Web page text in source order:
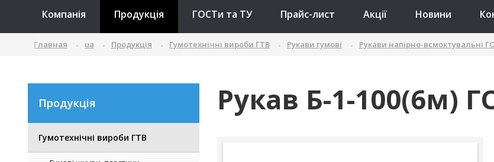
Компанія Продукція ГОСТи та ТУ Прайс-лист Акції Новини
Главная ua Продукція Гумотехнічні вироби ГТВ Рукави гумові Рукави напірно-всмоктувальні
Продукція
Гумотехнічні вироби ГТВ
Рукав Б-1-100(6м)